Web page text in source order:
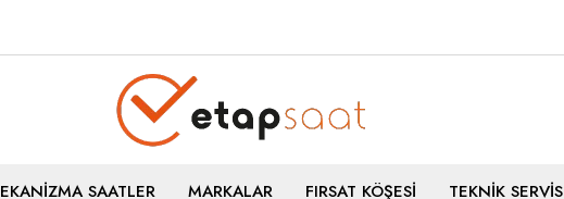
SAATLER MARKALAR FIRSAT KÖŞESİ TEKNİK SERVİS